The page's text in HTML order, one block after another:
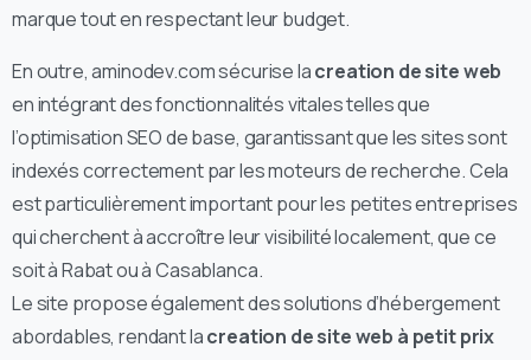
marque tout en respectant leur budget.
En outre, aminodev.com sécurise lacreation de site web
en intégrant des fonctionnalités vitales telles que
l’optimisation SEO de base, garantissant que les sites sont
indexés correctement par les moteurs de recherche. Cela
est particulièrement important pour les petites entreprises
qui cherchent à accroître leur visibilité localement, que ce
soit à Rabat ou à Casablanca.
Le site propose également des solutions d’hébergement
abordables, rendant lacreation de site web à petit prix